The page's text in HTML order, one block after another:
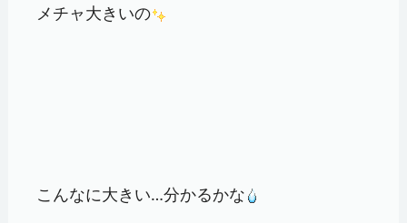
メチャ大きいの
こんなに大きい…分かるかな